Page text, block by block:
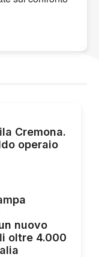
Cremona.
operaio
nuovo
oltre 4.000